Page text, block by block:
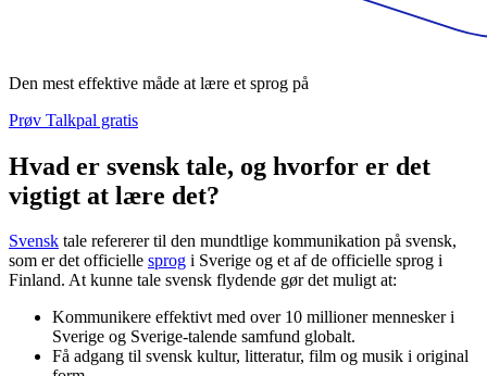
Den mest effektive måde at lære et sprog på
Prøv Talkpal gratis
Hvad er svensk tale, og hvorfor er det
vigtigt at lære det?
Svensk tale refererer til den mundtlige kommunikation på svensk,
som er det officielle sprog i Sverige og et af de officielle sprog i
Finland. At kunne tale svensk flydende gør det muligt at:
Kommunikere effektivt med over 10 millioner mennesker i
Sverige og Sverige-talende samfund globalt.
Få adgang til svensk kultur, litteratur, film og musik i original